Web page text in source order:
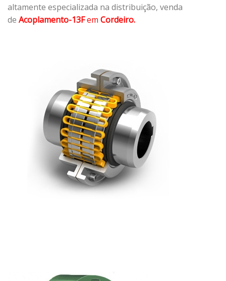
altamente especializada na distribuição, venda
de Acoplamento-13Fem Cordeiro.